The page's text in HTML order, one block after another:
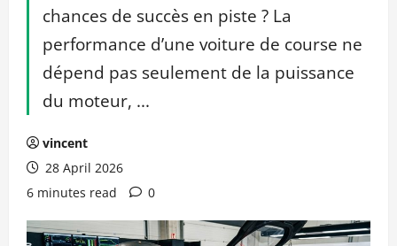
chances de succès en piste ? La
performance d’une voiture de course ne
dépend pas seulement de la puissance
du moteur, ...
vincent
28 April 2026
6 minutes read
0